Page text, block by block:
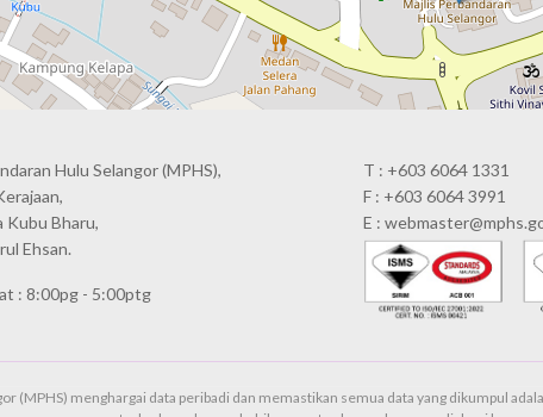
Hulu Selangor (MPHS),
Kubu Bharu,
Ehsan.
: 8:00pg - 5:00ptg
T : +603 6064 1331
F : +603 6064 3991
E :
(MPHS) menghargai data peribadi dan memastikan semua data yang dikumpul